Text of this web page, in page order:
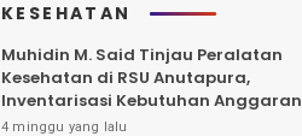
KESEHATAN
Muhidin M. Said Tinjau Peralatan
Kesehatan di RSU Anutapura,
Inventarisasi Kebutuhan Anggaran
2027
4 minggu yang lalu